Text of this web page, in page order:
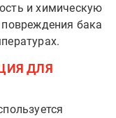
и химическую
бака
ДЛЯ